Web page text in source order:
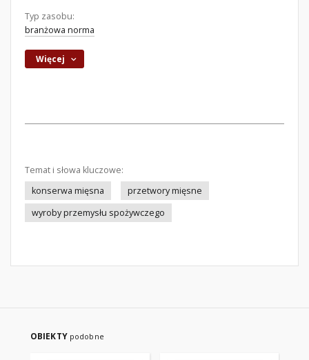
Typ zasobu:
branżowa norma
Więcej
Temat i słowa kluczowe:
konserwa mięsna
przetwory mięsne
wyroby przemysłu spożywczego
OBIEKTY podobne